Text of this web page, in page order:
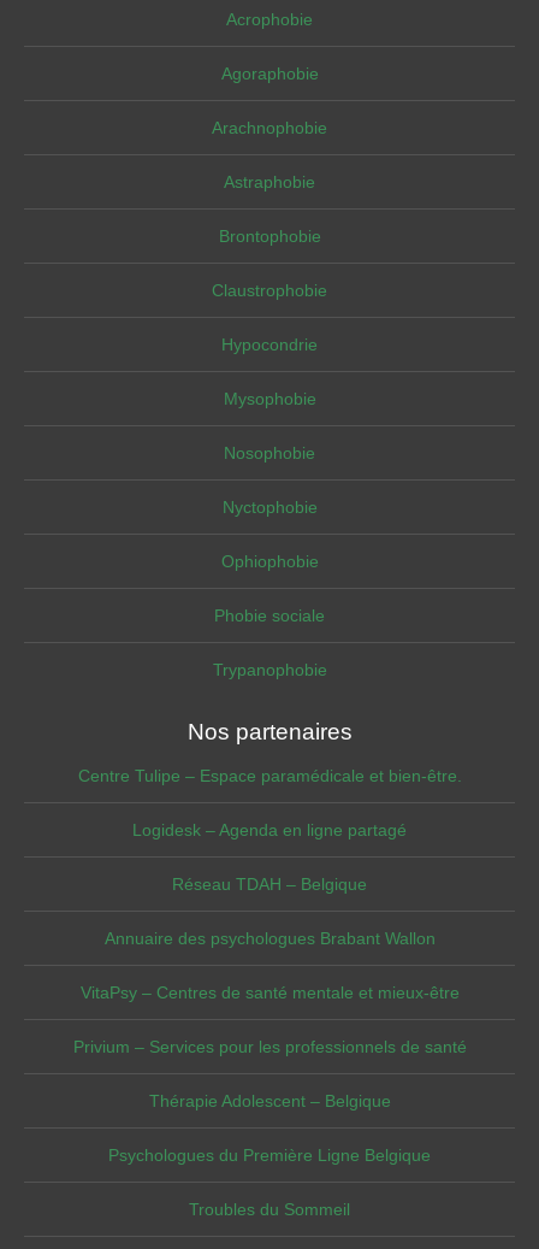
Acrophobie
Agoraphobie
Arachnophobie
Astraphobie
Brontophobie
Claustrophobie
Hypocondrie
Mysophobie
Nosophobie
Nyctophobie
Ophiophobie
Phobie sociale
Trypanophobie
Nos partenaires
Centre Tulipe – Espace paramédicale et bien-être.
Logidesk – Agenda en ligne partagé
Réseau TDAH – Belgique
Annuaire des psychologues Brabant Wallon
VitaPsy – Centres de santé mentale et mieux-être
Privium – Services pour les professionnels de santé
Thérapie Adolescent – Belgique
Psychologues du Première Ligne Belgique
Troubles du Sommeil